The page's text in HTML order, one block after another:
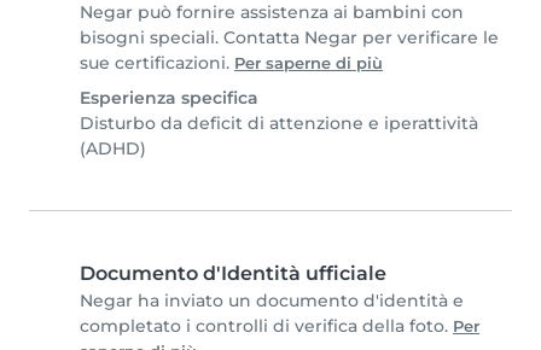
Negar può fornire assistenza ai bambini con
bisogni speciali. Contatta Negar per verificare le
sue certificazioni. Per saperne di più
Esperienza specifica
Disturbo da deficit di attenzione e iperattività
(ADHD)
Documento d'Identità ufficiale
Negar ha inviato un documento d'identità e
completato i controlli di verifica della foto. Per